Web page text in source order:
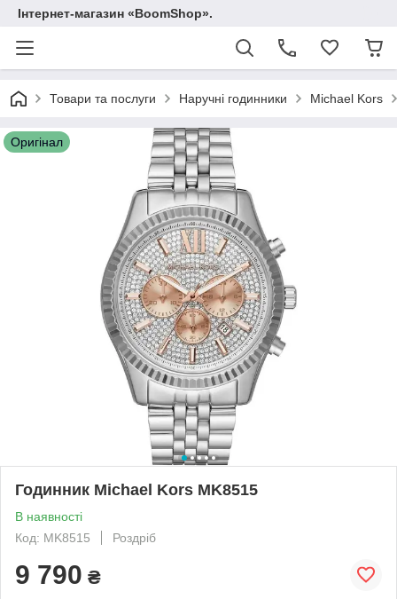
Інтернет-магазин «BoomShop».
Товари та послуги Наручні годинники Michael Kors
Оригінал
Годинник Michael Kors MK8515
В наявності
Код: MK8515
Роздріб
9 790 ₴